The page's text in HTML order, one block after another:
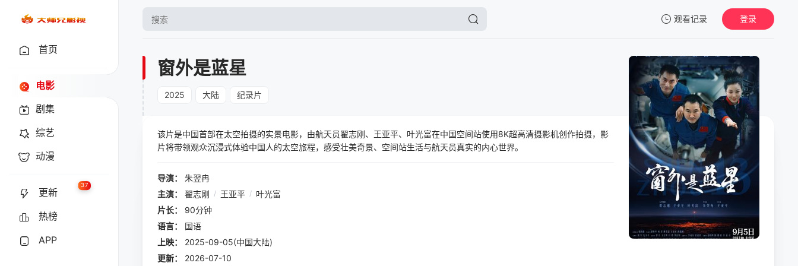
观看记录
暂无观看影片的记录
登录
首页
电影
剧集
综艺
动漫
更新
37
热榜
APP
窗外是蓝星
2025 大陆 纪录片
该片是中国首部在太空拍摄的实景电影，由航天员翟志刚、王亚平、叶光富在中国空间站使用8K超高清摄影机创作拍摄，影
片将带领观众沉浸式体验中国人的太空旅程，感受壮美奇景、空间站生活与航天员真实的内心世界。
导演：
朱翌冉
主演：
翟志刚 / 王亚平 / 叶光富
片长：
90分钟
语言：
国语
上映：
2025-09-05(中国大陆)
更新：
2026-07-10